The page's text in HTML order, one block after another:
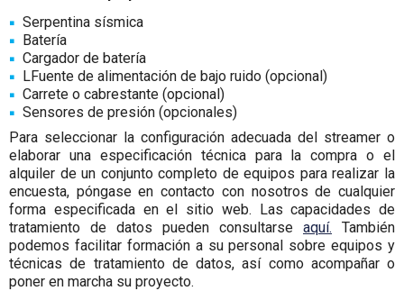
Serpentina sísmica
Batería
Cargador de batería
LFuente de alimentación de bajo ruido (opcional)
Carrete o cabrestante (opcional)
Sensores de presión (opcionales)
Para seleccionar la configuración adecuada del streamer o
elaborar una especificación técnica para la compra o el
alquiler de un conjunto completo de equipos para realizar la
encuesta, póngase en contacto con nosotros de cualquier
forma especificada en el sitio web. Las capacidades de
tratamiento de datos pueden consultarse aquí. También
podemos facilitar formación a su personal sobre equipos y
técnicas de tratamiento de datos, así como acompañar o
poner en marcha su proyecto.